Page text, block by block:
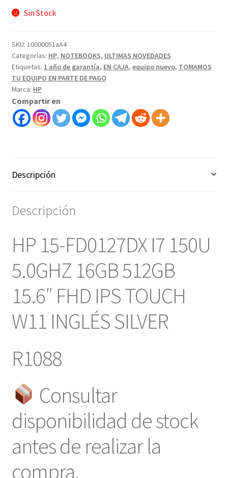
Sin Stock
SKU: 10000051aA4
Categorías: HP, NOTEBOOKS, ULTIMAS NOVEDADES
Etiquetas: 1 año de garantía, EN CAJA, equipo nuevo, TOMAMOS
TU EQUIPO EN PARTE DE PAGO
Marca: HP
Compartir en
Descripción
Descripción
HP 15-FD0127DX I7 150U
5.0GHZ 16GB 512GB
15.6″ FHD IPS TOUCH
W11 INGLÉS SILVER
R1088
Consultar
disponibilidad de stock
antes de realizar la
compra.